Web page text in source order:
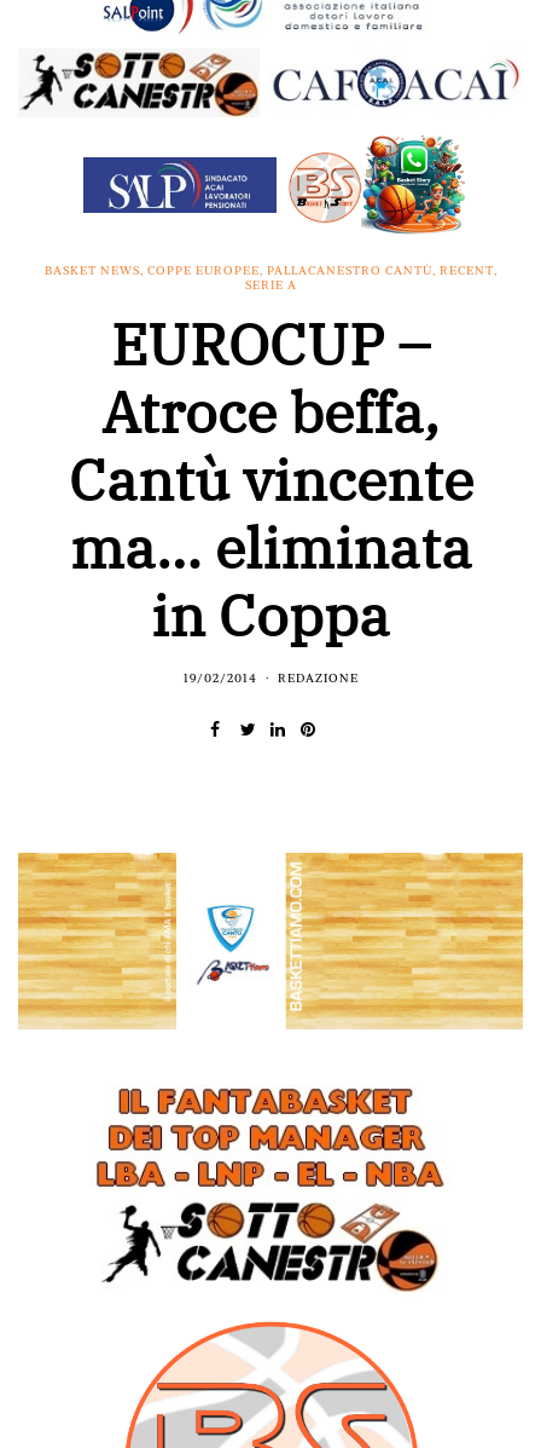
BASKET NEWS, COPPE EUROPEE, PALLACANESTRO CANTÙ, RECENT,
SERIE A
EUROCUP –
Atroce beffa,
Cantù vincente
ma… eliminata
in Coppa
19/02/2014 REDAZIONE